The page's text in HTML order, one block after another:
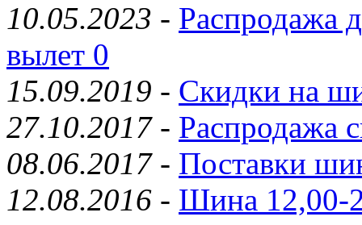
10.05.2023 - Распродажа
вылет 0
15.09.2019 - Скидки на
27.10.2017- Распродажа
08.06.2017- Поставки
12.08.2016 - Шина 12,00-